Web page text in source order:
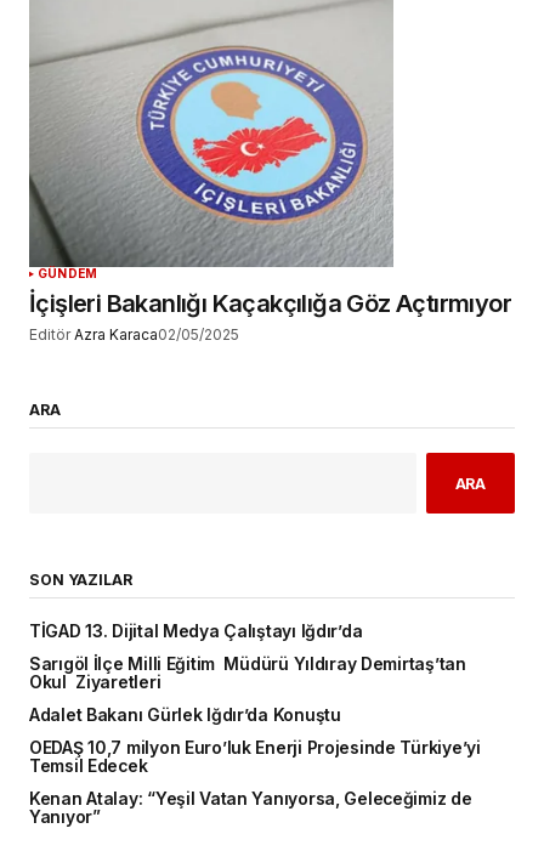
GÜNDEM
İçişleri Bakanlığı Kaçakçılığa Göz Açtırmıyor
Editör Azra Karaca02/05/2025
ARA
ARA
SON YAZILAR
TİGAD 13. Dijital Medya Çalıştayı Iğdır’da
Sarıgöl İlçe Milli Eğitim Müdürü Yıldıray Demirtaş’tan
Okul Ziyaretleri
Adalet Bakanı Gürlek Iğdır’da Konuştu
OEDAŞ 10,7 milyon Euro’luk Enerji Projesinde Türkiye’yi
Temsil Edecek
Kenan Atalay: “Yeşil Vatan Yanıyorsa, Geleceğimiz de
Yanıyor”